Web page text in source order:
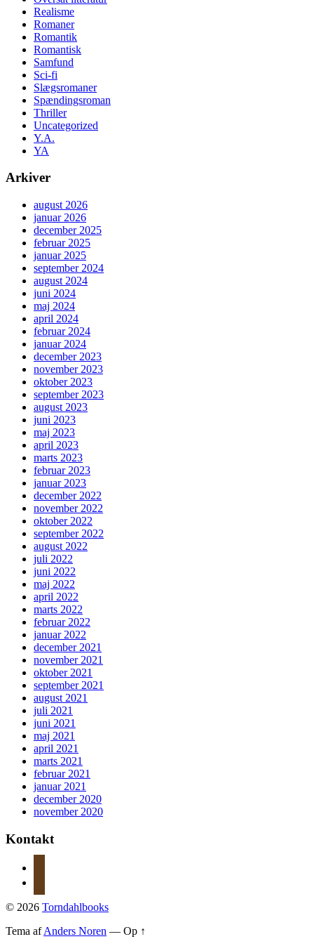
Realisme
Romaner
Romantik
Romantisk
Samfund
Sci-fi
Slægsromaner
Spændingsroman
Thriller
Uncategorized
Y.A.
YA
Arkiver
august 2026
januar 2026
december 2025
februar 2025
januar 2025
september 2024
august 2024
juni 2024
maj 2024
april 2024
februar 2024
januar 2024
december 2023
november 2023
oktober 2023
september 2023
august 2023
juni 2023
maj 2023
april 2023
marts 2023
februar 2023
januar 2023
december 2022
november 2022
oktober 2022
september 2022
august 2022
juli 2022
juni 2022
maj 2022
april 2022
marts 2022
februar 2022
januar 2022
december 2021
november 2021
oktober 2021
september 2021
august 2021
juli 2021
juni 2021
maj 2021
april 2021
marts 2021
februar 2021
januar 2021
december 2020
november 2020
Kontakt
© 2026 Torndahlbooks
Tema afAnders Noren — Op ↑